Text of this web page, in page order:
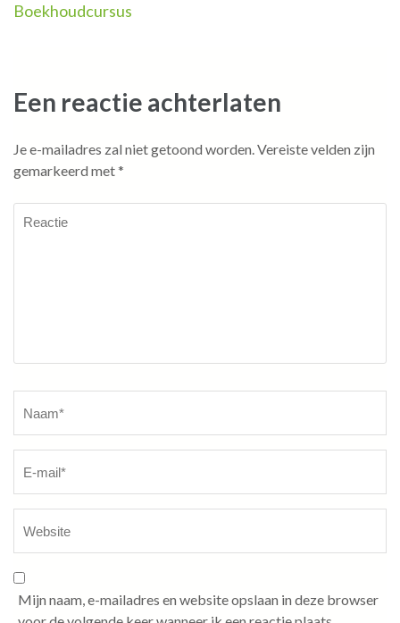
Boekhoudcursus
Een reactie achterlaten
Je e-mailadres zal niet getoond worden.Vereiste velden zijn
gemarkeerd met*
Mijn naam, e-mailadres en website opslaan in deze browser